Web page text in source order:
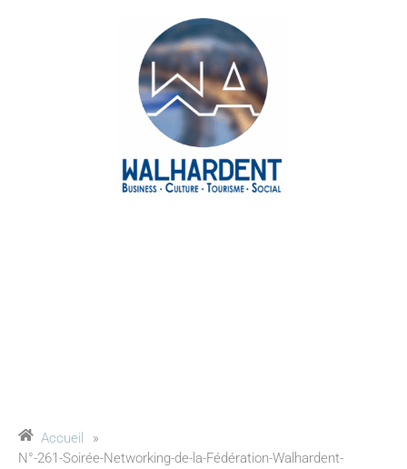
Accueil
»
N°-261-Soirée-Networking-de-la-Fédération-Walhardent-